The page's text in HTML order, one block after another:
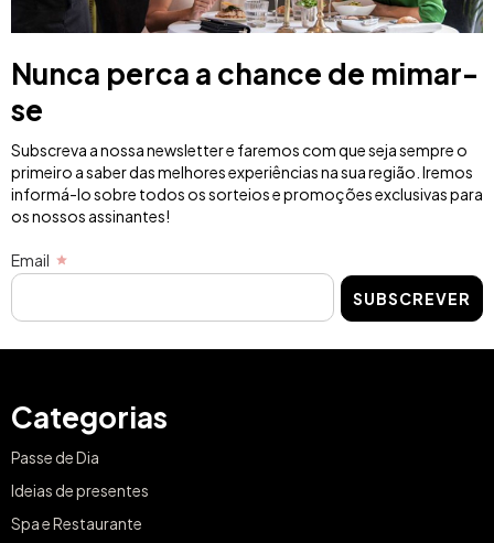
Subscreva a nossa newsletter e faremos com que seja sempre o
informá-lo sobre todos os sorteios e promoções exclusivas para
Email
SUBSCREVER
Spa e Restaurante
Ofertas de escapadelas
Escapadas românticas
Jantar